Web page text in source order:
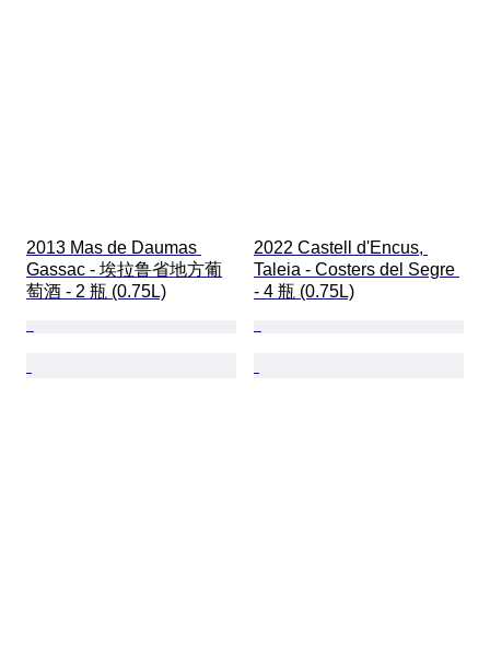
2013 Mas de Daumas
Gassac - 埃拉鲁省地方葡
萄酒 - 2 瓶 (0.75L)
2022 Castell d'Encus,
Taleia - Costers del Segre
- 4 瓶 (0.75L)